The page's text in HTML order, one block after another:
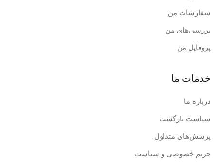
سفارشات من
بررسی‌های من
پروفایل من
خدمات ما
درباره ما
سیاست بازگشت
پرسش‌های متداول
حریم خصوصی و سیاست